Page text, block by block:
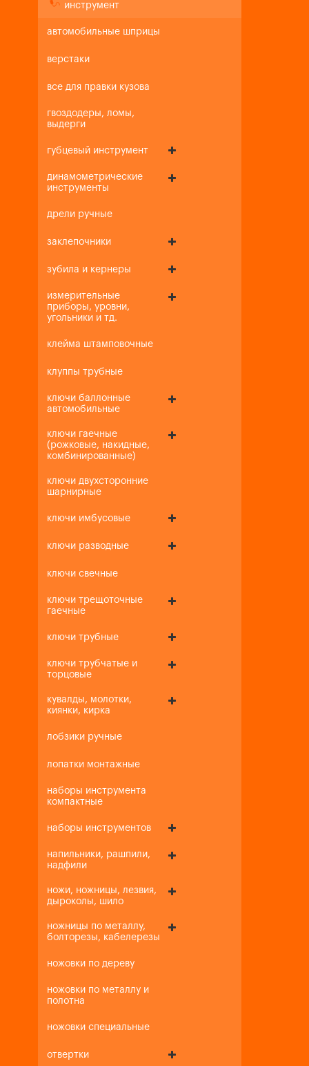
инструмент
автомобильные шприцы
верстаки
все для правки кузова
гвоздодеры, ломы,
выдерги
губцевый инструмент
динамометрические
инструменты
дрели ручные
заклепочники
зубила и кернеры
измерительные
приборы, уровни,
угольники и тд.
клейма штамповочные
клуппы трубные
ключи баллонные
автомобильные
ключи гаечные
(рожковые, накидные,
комбинированные)
ключи двухсторонние
шарнирные
ключи имбусовые
ключи разводные
ключи свечные
ключи трещоточные
гаечные
ключи трубные
ключи трубчатые и
торцовые
кувалды, молотки,
киянки, кирка
лобзики ручные
лопатки монтажные
наборы инструмента
компактные
наборы инструментов
напильники, рашпили,
надфили
ножи, ножницы, лезвия,
дыроколы, шило
ножницы по металлу,
болторезы, кабелерезы
ножовки по дереву
ножовки по металлу и
полотна
ножовки специальные
отвертки